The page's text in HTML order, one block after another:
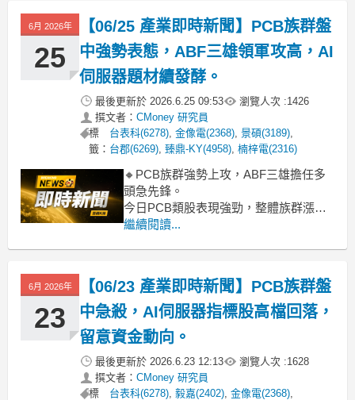
未有私有化規畫，但相關題材使資金對
轉投資價值與每股淨值重估意願升溫。
同時，近月營
6月 2026年
25
【06/25 產業即時新聞】PCB族群盤
中強勢表態，ABF三雄領軍攻高，AI
伺服器題材續發酵。
最後更新於 2026.6.25 09:53 瀏覽人次 :1426
撰文者： CMoney 研究員
標
籤：
台表科(6278),金像電(2368),景碩(3189),
台郡(6269),臻鼎-KY(4958),楠梓電(2316)
🔸PCB族群強勢上攻，ABF三雄擔任多
頭急先鋒。
今日PCB類股表現強勁，整體族群漲幅
超過5.30%，盤中資金明顯集中在載板族
成為推升類股指數的主力。這波漲勢主
要受惠於市場對AI伺服器與先進封裝需
求的
繼續閱讀...
6月 2026年
23
【06/23 產業即時新聞】PCB族群盤
中急殺，AI伺服器指標股高檔回落，
留意資金動向。
最後更新於 2026.6.23 12:13 瀏覽人次 :1628
撰文者： CMoney 研究員
標
台表科(6278),毅嘉(2402),金像電(2368),